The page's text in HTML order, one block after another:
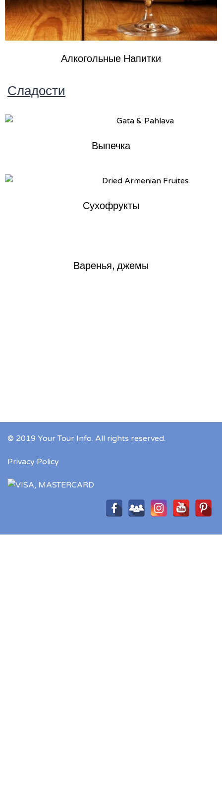
Алкогольные Напитки
Сладости
Выпечка
Сухофрукты
Варенья, джемы
© 2019 Your Tour Info. All rights reserved.
Privacy Policy